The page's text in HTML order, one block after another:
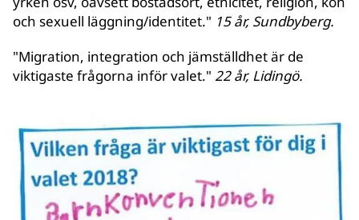
och sexuell läggning/identitet." 15 år, Sundbyberg.
"Migration, integration och jämställdhet är de
viktigaste frågorna inför valet." 22 år, Lidingö.